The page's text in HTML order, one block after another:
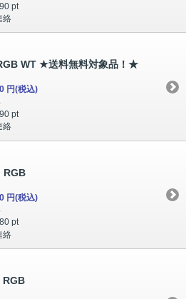
pt
絡
WT ★送料無料対象品！★
円(税込)
pt
絡
RGB
円(税込)
pt
絡
RGB